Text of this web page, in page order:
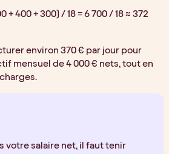
+ 400 + 300) / 18 = 6 700 / 18 ≈ 372
environ 370 € par jour pour
mensuel de 4 000 € nets, tout en
votre salaire net, il faut tenir